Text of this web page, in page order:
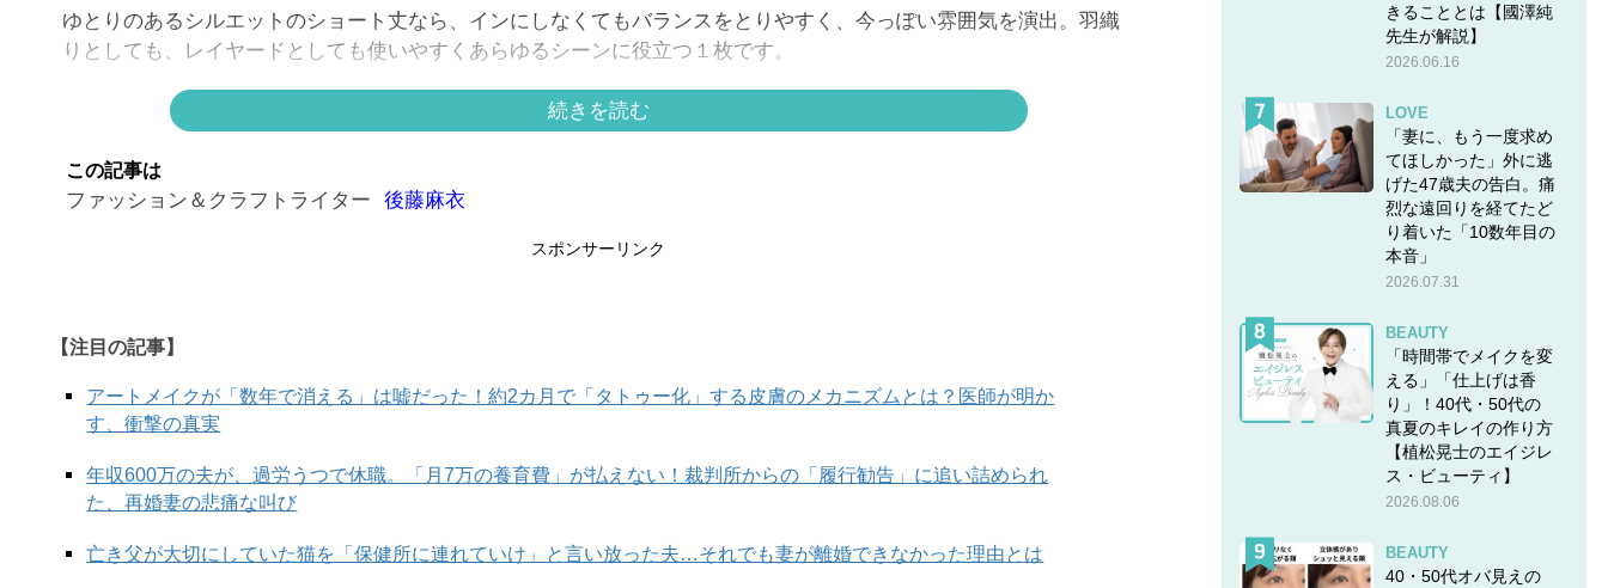
ゆとりのあるシルエットのショート丈なら、インにしなくてもバランスをとりやすく、今っぽい雰囲気を演出。羽織
りとしても、レイヤードとしても使いやすくあらゆるシーンに役立つ１枚です。
ラフに肩掛けしたニットと、ベージュのテーパードパンツが全体にやさしい抜けを与え、白のシャツの清潔感を引き
立てます。
メンズライクな腕時計やシルバーアクセを効かせたミックス感も、きちんと感にひとさじのカジュアルを添えてくれ
▶▶こちらも人気！！▶▶今年の夏カーデ、何を選ぶ？機能性とビジュアルを備える一枚とは
続きを読む
この記事は
ファッション＆クラフトライター 後藤麻衣
スポンサーリンク
【注目の記事】
アートメイクが「数年で消える」は嘘だった！約2カ月で「タトゥー化」する皮膚のメカニズムとは？医師が明か
す、衝撃の真実
年収600万の夫が、過労うつで休職。「月7万の養育費」が払えない！裁判所からの「履行勧告」に追い詰められ
た、再婚妻の悲痛な叫び
亡き父が大切にしていた猫を「保健所に連れていけ」と言い放った夫…それでも妻が離婚できなかった理由とは
きることとは【國澤純
先生が解説】
2026.06.16
LOVE
「妻に、もう一度求め
てほしかった」外に逃
げた47歳夫の告白。痛
烈な遠回りを経てたど
り着いた「10数年目の
本音」
2026.07.31
BEAUTY
「時間帯でメイクを変
える」「仕上げは香
り」！40代・50代の
真夏のキレイの作り方
【植松晃士のエイジレ
ス・ビューティ】
2026.08.06
BEAUTY
40・50代オバ見えの